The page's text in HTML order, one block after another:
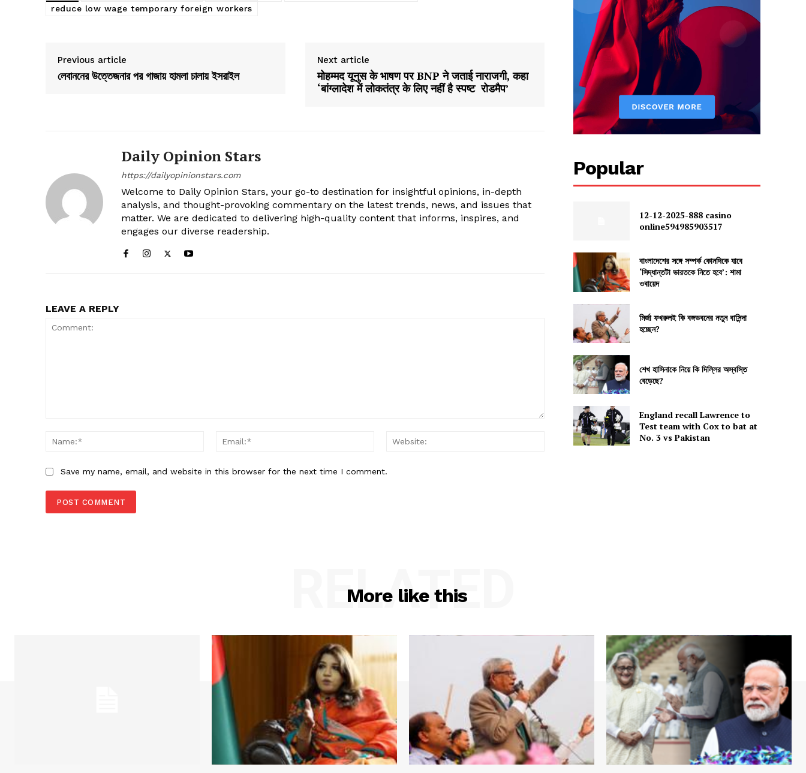
reduce low wage temporary foreign workers
Previous article
লেবাননের উত্তেজনার পর গাজায় হামলা চালায় ইসরাইল
Next article
मोहम्मद यूनुस के भाषण पर BNP ने जताई नाराजगी, कहा
‘बांग्लादेश में लोकतंत्र के लिए नहीं है स्पष्ट रोडमैप’
Daily Opinion Stars
https://dailyopinionstars.com
Welcome to Daily Opinion Stars, your go-to destination for insightful opinions, in-depth
analysis, and thought-provoking commentary on the latest trends, news, and issues that
matter. We are dedicated to delivering high-quality content that informs, inspires, and
engages our diverse readership.
LEAVE A REPLY
Name:*
Email:* Website:
Save my name, email, and website in this browser for the next time I comment.
Popular
12-12-2025-888 casino
online594985903517
বাংলাদেশের সঙ্গে সম্পর্ক কোনদিকে যাবে
‘সিদ্ধান্তটা ভারতকে নিতে হবে’: শামা
ওবায়েদ
মির্জা ফখরুলই কি বঙ্গভবনের নতুন বাসিন্দা
হচ্ছেন?
শেখ হাসিনাকে নিয়ে কি দিল্লির অস্বস্তি
বেড়েছে?
England recall Lawrence to
Test team with Cox to bat at
No. 3 vs Pakistan
More like this
RELATED